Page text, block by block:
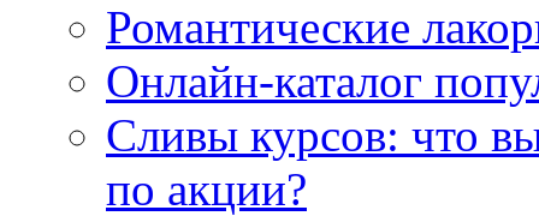
Романтические
Онлайн-каталог
Сливы курсов: что
по акции?